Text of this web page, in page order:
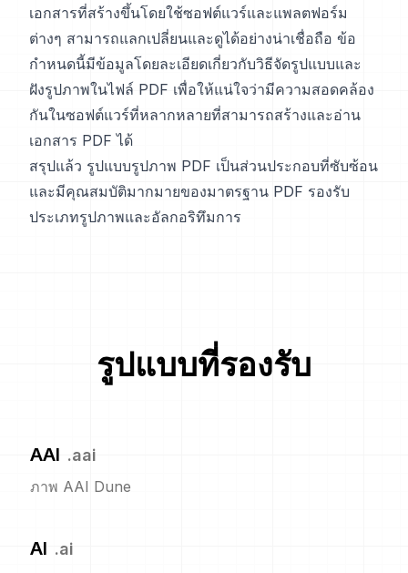
เอกสารที่สร้างขึ้นโดยใช้ซอฟต์แวร์และแพลตฟอร์ม
ต่างๆ สามารถแลกเปลี่ยนและดูได้อย่างน่าเชื่อถือ ข้อ
กำหนดนี้มีข้อมูลโดยละเอียดเกี่ยวกับวิธีจัดรูปแบบและ
ฝังรูปภาพในไฟล์ PDF เพื่อให้แน่ใจว่ามีความสอดคล้อง
กันในซอฟต์แวร์ที่หลากหลายที่สามารถสร้างและอ่าน
เอกสาร PDF ได้
สรุปแล้ว รูปแบบรูปภาพ PDF เป็นส่วนประกอบที่ซับซ้อน
และมีคุณสมบัติมากมายของมาตรฐาน PDF รองรับ
ประเภทรูปภาพและอัลกอริทึมการ
รูปแบบที่รองรับ
AAI .aai
ภาพ AAI Dune
AI .ai